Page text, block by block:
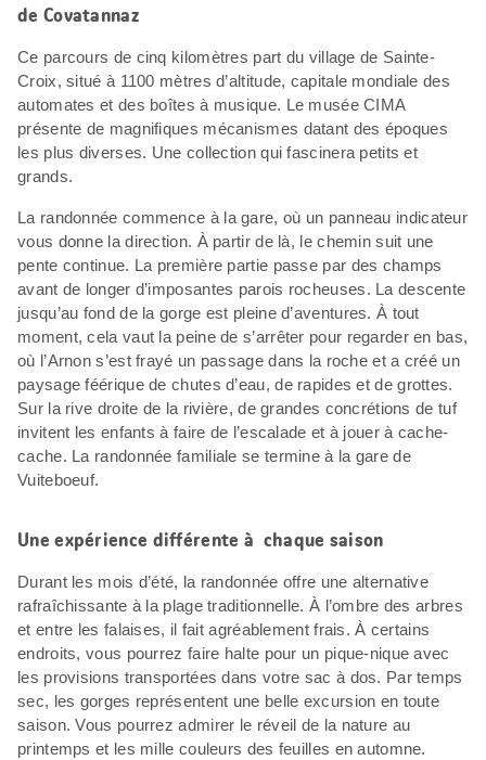
de Covatannaz
Ce parcours de cinq kilomètres part du village de Sainte-
Croix, situé à 1100 mètres d’altitude, capitale mondiale des
automates et des boîtes à musique. Le musée CIMA
présente de magnifiques mécanismes datant des époques
les plus diverses. Une collection qui fascinera petits et
grands.
La randonnée commence à la gare, où un panneau indicateur
vous donne la direction. À partir de là, le chemin suit une
pente continue. La première partie passe par des champs
avant de longer d’imposantes parois rocheuses. La descente
jusqu’au fond de la gorge est pleine d’aventures. À tout
moment, cela vaut la peine de s’arrêter pour regarder en bas,
où l’Arnon s’est frayé un passage dans la roche et a créé un
paysage féérique de chutes d’eau, de rapides et de grottes.
Sur la rive droite de la rivière, de grandes concrétions de tuf
invitent les enfants à faire de l’escalade et à jouer à cache-
cache. La randonnée familiale se termine à la gare de
Vuiteboeuf.
Une expérience différente à chaque saison
Durant les mois d’été, la randonnée offre une alternative
rafraîchissante à la plage traditionnelle. À l’ombre des arbres
et entre les falaises, il fait agréablement frais. À certains
endroits, vous pourrez faire halte pour un pique-nique avec
les provisions transportées dans votre sac à dos. Par temps
sec, les gorges représentent une belle excursion en toute
saison. Vous pourrez admirer le réveil de la nature au
printemps et les mille couleurs des feuilles en automne.